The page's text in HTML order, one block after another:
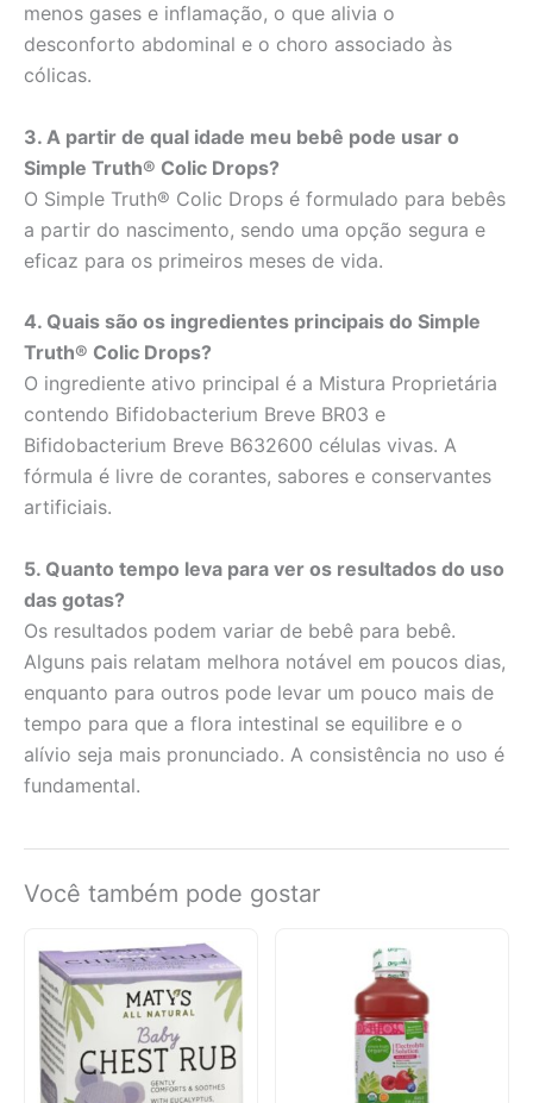
menos gases e inflamação, o que alivia o
desconforto abdominal e o choro associado às
cólicas.
3. A partir de qual idade meu bebê pode usar o
Simple Truth® Colic Drops?
O Simple Truth® Colic Drops é formulado para bebês
a partir do nascimento, sendo uma opção segura e
eficaz para os primeiros meses de vida.
4. Quais são os ingredientes principais do Simple
Truth® Colic Drops?
O ingrediente ativo principal é a Mistura Proprietária
contendo Bifidobacterium Breve BR03 e
Bifidobacterium Breve B632600 células vivas. A
fórmula é livre de corantes, sabores e conservantes
artificiais.
5. Quanto tempo leva para ver os resultados do uso
das gotas?
Os resultados podem variar de bebê para bebê.
Alguns pais relatam melhora notável em poucos dias,
enquanto para outros pode levar um pouco mais de
tempo para que a flora intestinal se equilibre e o
alívio seja mais pronunciado. A consistência no uso é
fundamental.
Você também pode gostar